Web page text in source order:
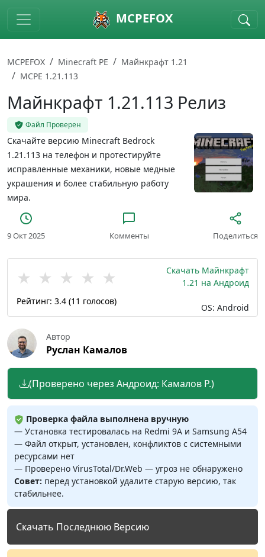
Skip to main content MCPEFOX
MCPEFOX Minecraft PE
Майнкрафт 1.21
MCPE 1.21.113
Майнкрафт 1.21.113 Релиз
Файл Проверен
Скачайте версию Minecraft Bedrock
1.21.113 на телефон и протестируйте
исправленные механики, новые медные
украшения и более стабильную работу
мира.
9 Окт 2025 Комменты Поделиться
★ ★ ★ ★ ★
Рейтинг: 3.4 (11 голосов)
Скачать Майнкрафт
1.21 на Андроид
OS: Android
Автор
Руслан Камалов
(Проверено через Андроид: Камалов Р.)
Проверка файла выполнена вручную
— Установка тестировалась на Redmi 9A и Samsung A54
— Файл открыт, установлен, конфликтов с системными
ресурсами нет
— Проверено VirusTotal/Dr.Web — угроз не обнаружено
Совет: перед установкой удалите старую версию, так
стабильнее.
Скачать Последнюю Версию